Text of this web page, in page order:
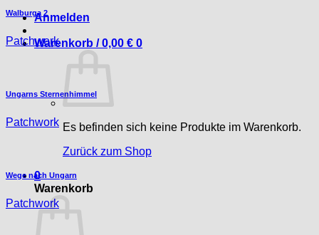
Anmelden
Warenkorb /0,00 € 0
Es befinden sich keine Produkte im Warenkorb.
Zurück zum Shop
0
Warenkorb
Walburga 2
Patchwork
Ungarns Sternenhimmel
Patchwork
Wege nach Ungarn
Patchwork